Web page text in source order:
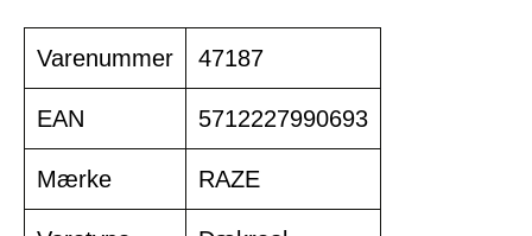
Varenummer 47187
EAN 5712227990693
Mærke RAZE